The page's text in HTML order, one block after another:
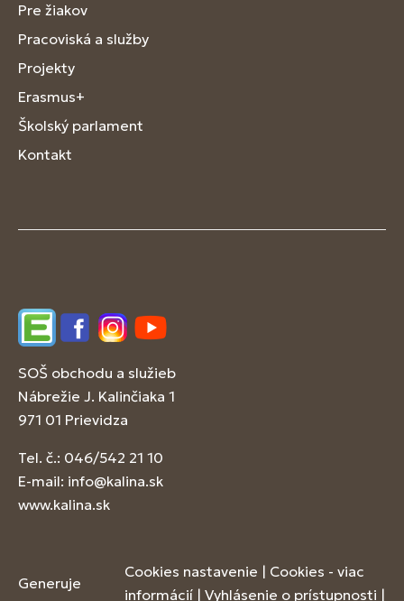
Pre žiakov
Pracoviská a služby
Projekty
Erasmus+
Školský parlament
Kontakt
EdupageFacebookInstagram
YouTube
SOŠ obchodu a služieb
Nábrežie J. Kalinčiaka 1
971 01 Prievidza
Tel. č.: 046/542 21 10
E-mail: info@kalina.sk
www.kalina.sk
Generuje
Cookies nastavenie | Cookies - viac
informácií | Vyhlásenie o prístupnosti |